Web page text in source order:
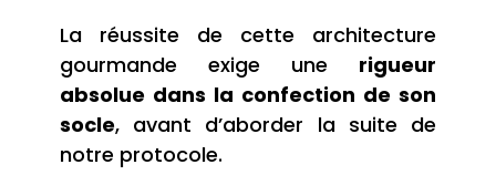
La réussite de cette architecture
gourmande exige une rigueur
absolue dans la confection de son
socle, avant d’aborder la suite de
notre protocole.